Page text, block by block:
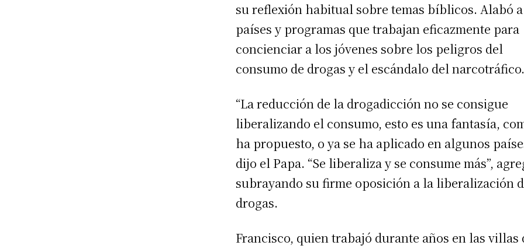
su reflexión habitual sobre temas bíblicos. Alabó
países y programas que trabajan eficazmente para
concienciar a los jóvenes sobre los peligros del
consumo de drogas y el escándalo del narcotráfico.
“La reducción de la drogadicción no se consigue
liberalizando el consumo, esto es una fantasía,
ha propuesto, o ya se ha aplicado en algunos
dijo el Papa. “Se liberaliza y se consume más”,
subrayando su firme oposición a la liberalización
drogas.
Francisco, quien trabajó durante años en las villas